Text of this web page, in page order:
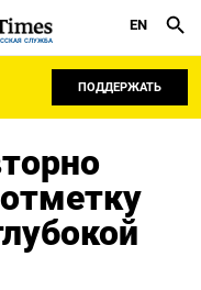
СЛУЖБА
EN
ПОДДЕРЖАТЬ